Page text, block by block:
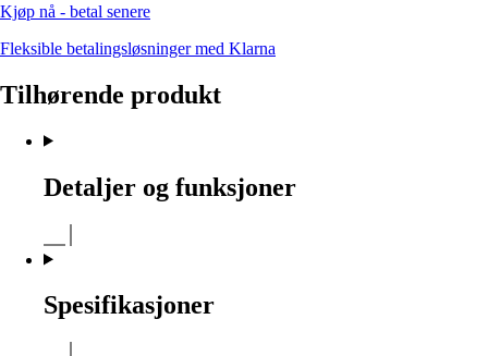
Kjøp nå - betal senere
Fleksible betalingsløsninger med Klarna
Tilhørende produkt
Detaljer og funksjoner
Spesifikasjoner